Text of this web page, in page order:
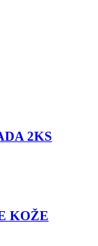
2KS
KOŽE